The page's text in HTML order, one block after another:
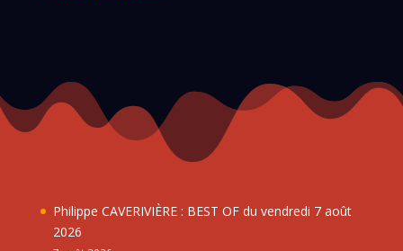
Philippe CAVERIVIÈRE : BEST OF du vendredi 7 août
2026